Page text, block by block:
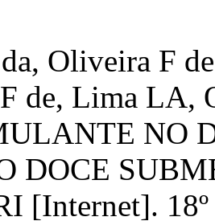
Oliveira F
de, Lima
NO
DOCE
[Internet]. 18º